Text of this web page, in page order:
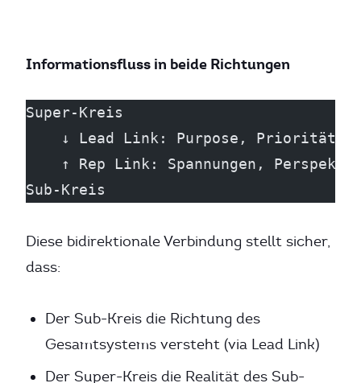
Informationsfluss in beide Richtungen
Super-Kreis
↓ Lead Link: Purpose,
↑ Rep Link: Spannungen,
Sub-Kreis
Diese bidirektionale Verbindung stellt sicher,
dass:
Der Sub-Kreis die Richtung des
Gesamtsystems versteht (via Lead Link)
Der Super-Kreis die Realität des Sub-